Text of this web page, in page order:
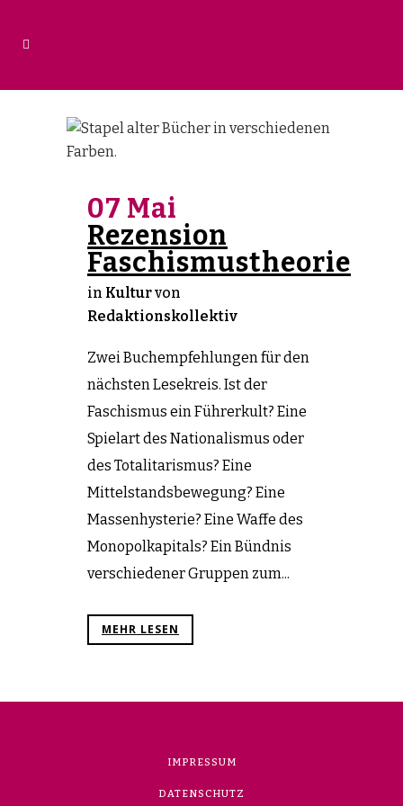
07 Mai
Rezension
Faschismustheorie
in Kulturvon
Redaktionskollektiv
Zwei Buchempfehlungen für den
nächsten Lesekreis. Ist der
Faschismus ein Führerkult? Eine
Spielart des Nationalismus oder
des Totalitarismus? Eine
Mittelstandsbewegung? Eine
Massenhysterie? Eine Waffe des
Monopolkapitals? Ein Bündnis
verschiedener Gruppen zum...
MEHR LESEN
IMPRESSUM
DATENSCHUTZ